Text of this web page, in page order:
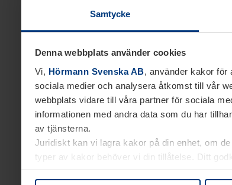
Samtycke
Denna webbplats använder cookies
Vi, Hörmann Svenska AB, använder kakor för
sociala medier och analysera åtkomst till vår
webbplats vidare till våra partner för sociala
informationen med andra data som du har
av tjänsterna.
Juridiskt kan vi lagra kakor på din enhet, om
typer av kakor behöver vi din tillåtelse. Ditt
kakor underDataskyddsförklaringpå vår